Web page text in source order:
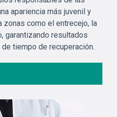
apariencia más juvenil y
zonas como el entrecejo, la
garantizando resultados
tiempo de recuperación.